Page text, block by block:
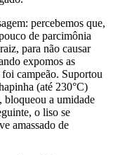
percebemos que,
de parcimônia
para não causar
expomos as
foi campeão. Suportou
(até 230°C)
bloqueou a umidade
o liso se
amassado de